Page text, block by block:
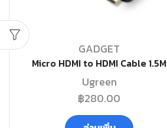
GADGET
Micro HDMI to HDMI Cable 1.5M
Ugreen
฿280.00